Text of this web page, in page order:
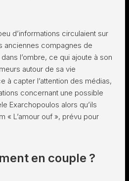
d’informations circulaient sur
anciennes compagnes de
l’ombre, ce qui ajoute à son
autour de sa vie
à capter l’attention des médias,
concernant une possible
Exarchopoulos alors qu’ils
« L’amour ouf », prévu pour
en couple ?